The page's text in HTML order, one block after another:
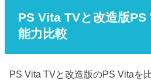
PS Vita TVと改造版PS
能力比較
PS Vita TVと改造版のPS Vitaを